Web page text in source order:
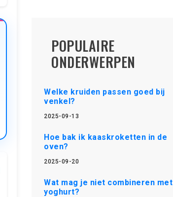
POPULAIRE
ONDERWERPEN
Welke kruiden passen goed bij
venkel?
2025-09-13
Hoe bak ik kaaskroketten in de
oven?
2025-09-20
Wat mag je niet combineren met
yoghurt?